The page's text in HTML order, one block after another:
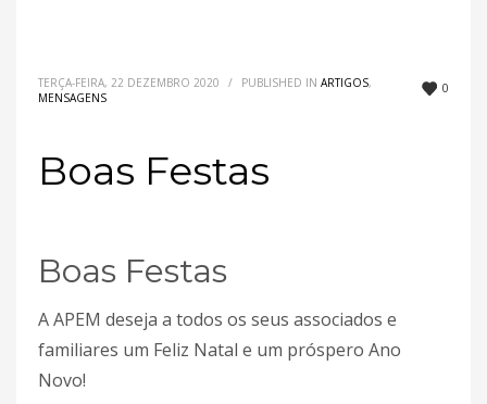
0
TERÇA-FEIRA, 22 DEZEMBRO 2020 / PUBLISHED IN ARTIGOS,
MENSAGENS
Boas Festas
Boas Festas
A APEM deseja a todos os seus associados e
familiares um Feliz Natal e um próspero Ano
Novo!